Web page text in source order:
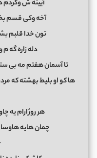
آیینه ش وگردم
آخه وکی قسم
تون خدا قلبم
دله زاره گه
تا آسمان هفتم مه بی
ها کو او بلیط بهشته که
هر روژارام یه
چمان هایه